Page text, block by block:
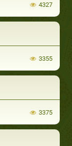
4327
3355
3375